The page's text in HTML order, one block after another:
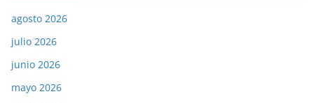
agosto 2026
julio 2026
junio 2026
mayo 2026